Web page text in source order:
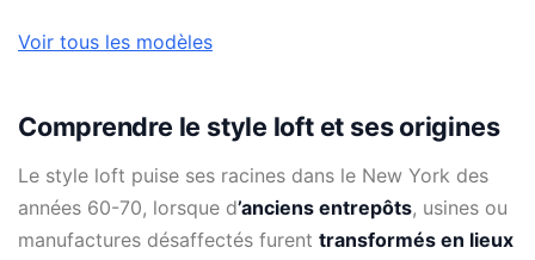
Voir tous les modèles
Comprendre le style loft et ses origines
Le style loft puise ses racines dans le New York des
années 60-70, lorsque d’anciens entrepôts, usines ou
manufactures désaffectés furent transformés en lieux